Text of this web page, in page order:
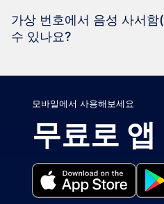
가상 번호에서 음성 사서
수 있나요?
모바일에서 사용해보세요
무료로